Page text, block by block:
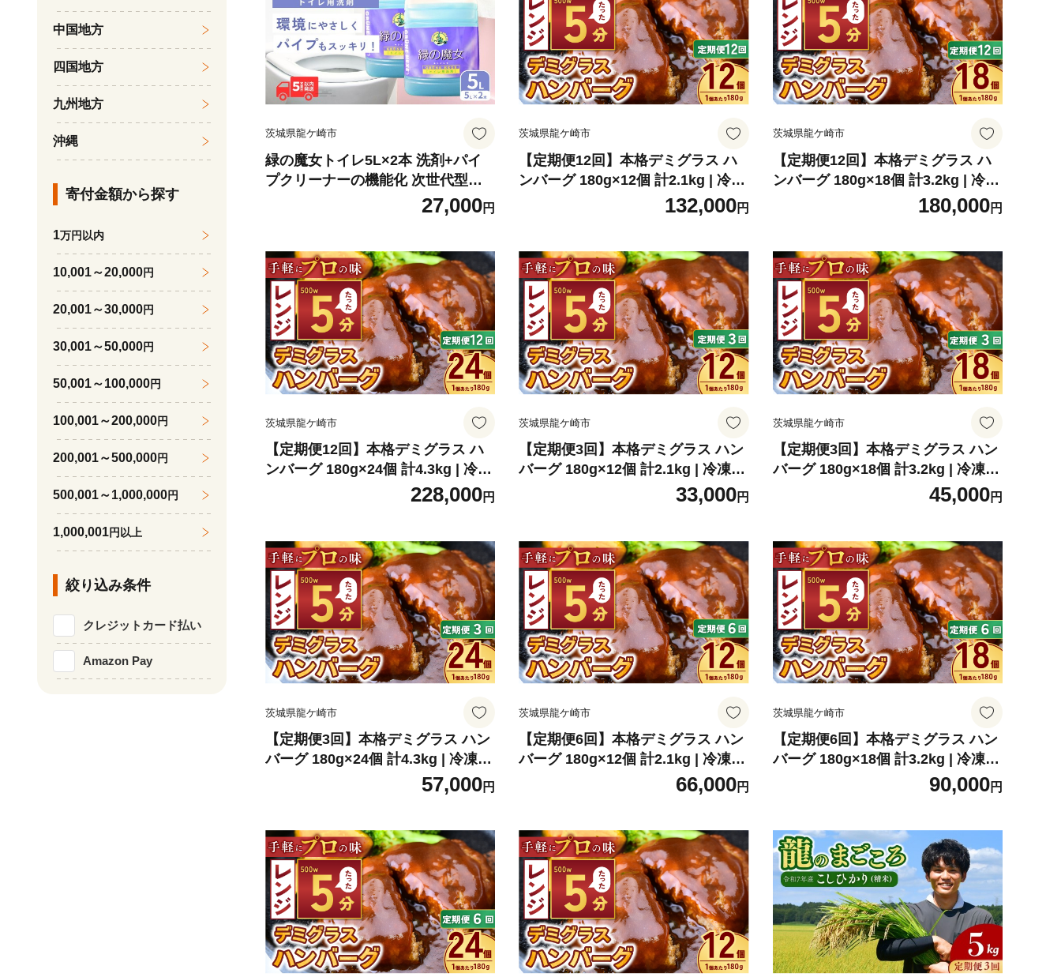
環境にやさしい 油汚れ 詰め替え大
容量 大容量用キャップ付き 除菌 防
臭 ギフト 洗浄力 茨城県 龍ケ崎市
気 湯あか 防カビ 中性 手にやさしい
茨城県 龍ケ崎市
茨城県龍ケ崎市
緑の魔女トイレ5L×2本 洗剤+パイ
プクリーナーの機能化 次世代型環
境配慮型洗剤 業務用 | 洗剤 液体 環
境配慮トイレ用 黄ばみ 黒ずみ 大容
クリーナー お掃除 そうじ 赤カビ 業
務用 店舗用 詰め替え 大容量 茨城県
龍ケ崎市
27,000円
茨城県龍ケ崎市
【定期便12回】本格デミグラス ハ
ンバーグ 180g×12個 計2.1kg | 冷凍
小分け ハンバーグ デミグラスソー
ス 牛 豚 惣菜 お弁当 おかず 粗びき
理 小分け 茨城県 龍ケ崎市
132,000円
茨城県龍ケ崎市
【定期便12回】本格デミグラス ハ
ンバーグ 180g×18個 計3.2kg | 冷凍
小分け ハンバーグ デミグラスソー
ス 牛 豚 惣菜 レンジ レンチン 湯煎
龍ケ崎市
180,000円
茨城県龍ケ崎市
【定期便12回】本格デミグラス ハ
ンバーグ 180g×24個 計4.3kg | 冷凍
小分け ハンバーグ デミグラスソー
ス 牛 豚 惣菜 レンジ レンチン 湯煎
龍ケ崎市
228,000円
茨城県龍ケ崎市
【定期便3回】本格デミグラス ハン
バーグ 180g×12個 計2.1kg | 冷凍
小分け ハンバーグ デミグラスソー
ス 牛 豚 惣菜 お弁当 おかず 粗びき
理 小分け 茨城県 龍ケ崎市
33,000円
茨城県龍ケ崎市
【定期便3回】本格デミグラス ハン
バーグ 180g×18個 計3.2kg | 冷凍
小分け ハンバーグ デミグラスソー
ス 牛 豚 惣菜 レンジ レンチン 湯煎
龍ケ崎市
45,000円
茨城県龍ケ崎市
【定期便3回】本格デミグラス ハン
バーグ 180g×24個 計4.3kg | 冷凍
小分け ハンバーグ デミグラスソー
ス 牛 豚 惣菜 レンジ レンチン 湯煎
龍ケ崎市
57,000円
茨城県龍ケ崎市
【定期便6回】本格デミグラス ハン
バーグ 180g×12個 計2.1kg | 冷凍
小分け ハンバーグ デミグラスソー
ス 牛 豚 惣菜 お弁当 おかず 粗びき
理 小分け 茨城県 龍ケ崎市
66,000円
茨城県龍ケ崎市
【定期便6回】本格デミグラス ハン
バーグ 180g×18個 計3.2kg | 冷凍
小分け ハンバーグ デミグラスソー
ス 牛 豚 惣菜 レンジ レンチン 湯煎
龍ケ崎市
90,000円
中国地方
四国地方
九州地方
沖縄
寄付金額から探す
1万円以内
10,001～20,000円
20,001～30,000円
30,001～50,000円
50,001～100,000円
100,001～200,000円
200,001～500,000円
500,001～1,000,000円
1,000,001円以上
絞り込み条件
クレジットカード払い
Amazon Pay